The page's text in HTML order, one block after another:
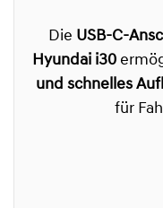
Die USB-C-
Hyundai i30
und schnelles
für